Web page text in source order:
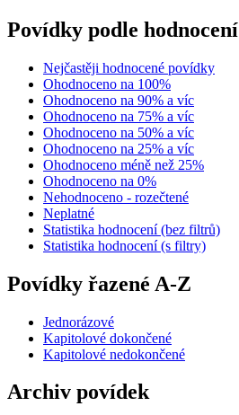
Povídky podle hodnocení
Nejčastěji hodnocené povídky
Ohodnoceno na 100%
Ohodnoceno na 90% a víc
Ohodnoceno na 75% a víc
Ohodnoceno na 50% a víc
Ohodnoceno na 25% a víc
Ohodnoceno méně než 25%
Ohodnoceno na 0%
Nehodnoceno - rozečtené
Neplatné
Statistika hodnocení (bez filtrů)
Statistika hodnocení (s filtry)
Povídky řazené A-Z
Jednorázové
Kapitolové dokončené
Kapitolové nedokončené
Archiv povídek